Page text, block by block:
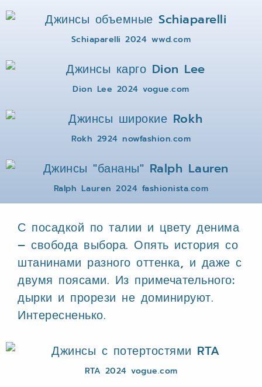
Schiaparelli 2024 wwd.com
Dion Lee 2024 vogue.com
Rokh 2924 nowfashion.com
Ralph Lauren 2024 fashionista.com
С посадкой по талии и цвету денима
– свобода выбора. Опять история со
штанинами разного оттенка, и даже с
двумя поясами. Из примечательного:
дырки и прорези не доминируют.
Интересненько.
RTA 2024 vogue.com